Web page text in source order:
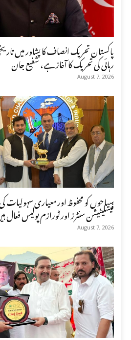
پاکستان تحریک انصاف کا پشاور میں
رہائی کی تحریک کا آغاز ہے، شفیع جان
August 7, 2026
سیاحوں کو محفوظ اور معیاری
فیسلیٹیشن سنٹرز اور ٹورازم پولیس
August 7, 2026